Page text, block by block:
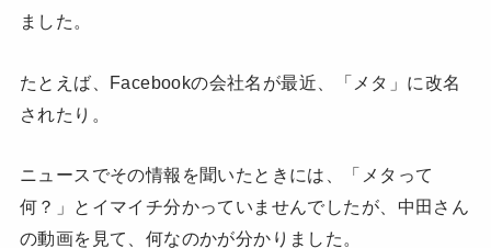
ました。
たとえば、Facebookの会社名が最近、「メタ」に改名
されたり。
ニュースでその情報を聞いたときには、「メタって
何？」とイマイチ分かっていませんでしたが、中田さん
の動画を見て、何なのかが分かりました。